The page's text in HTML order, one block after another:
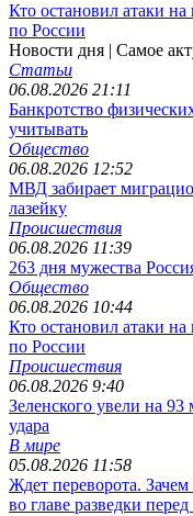
Кто остановил атаки
по России
Новости дня | Самое
Статьи
06.08.2026 21:11
Банкротство
учитывать
Общество
06.08.2026 12:52
МВД забирает
лазейку
Происшествия
06.08.2026 11:39
263 дня мужества
Общество
06.08.2026 10:44
Кто остановил атаки
по России
Происшествия
06.08.2026 9:40
Зеленского увели на
удара
В мире
05.08.2026 11:58
Ждет переворота. Зачем
во главе разведки